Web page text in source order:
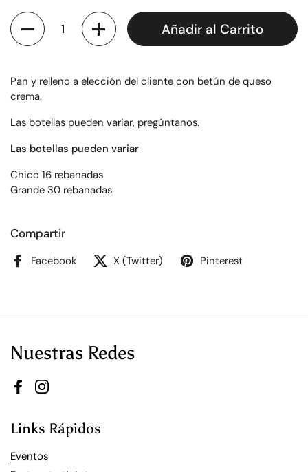
Cantidad
Añadir al Carrito
Pan y relleno a elección del cliente con betún de queso
crema.
Las botellas pueden variar, pregúntanos.
Las botellas pueden variar
Chico 16 rebanadas
Grande 30 rebanadas
Compartir
Facebook X (Twitter) Pinterest
Nuestras Redes
FacebookInstagram
Links Rápidos
Eventos